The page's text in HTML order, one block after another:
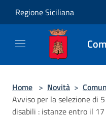
Regione Siciliana
Home > Novità >
Avviso per la selezione di
disabili : istanze entro il